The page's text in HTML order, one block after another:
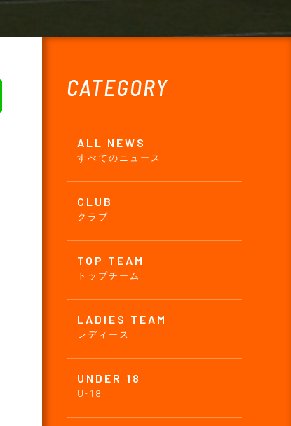
CATEGORY
ALL NEWS
すべてのニュース
CLUB
クラブ
TOP TEAM
トップチーム
LADIES TEAM
レディース
UNDER 18
U-18